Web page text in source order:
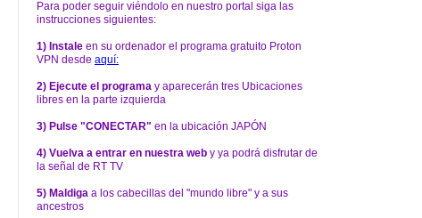
Para poder seguir viéndolo en nuestro portal siga las
instrucciones siguientes:
1) Instale en su ordenador el programa gratuito Proton
VPN desde aquí:
2) Ejecute el programa y aparecerán tres Ubicaciones
libres en la parte izquierda
3) Pulse "CONECTAR" en la ubicación JAPÓN
4) Vuelva a entrar en nuestra web y ya podrá disfrutar de
la señal de RT TV
5) Maldiga a los cabecillas del "mundo libre" y a sus
ancestros